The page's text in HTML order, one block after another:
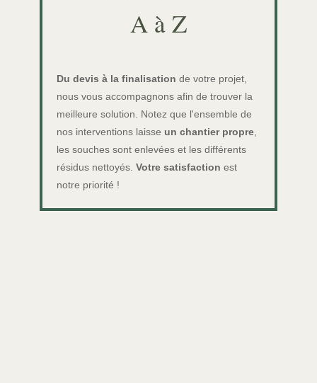
A à Z
Du devis à la finalisation de votre projet,
nous vous accompagnons afin de trouver la
meilleure solution. Notez que l'ensemble de
nos interventions laisse un chantier propre
les souches sont enlevées et les différents
résidus nettoyés. Votre satisfaction est
notre priorité !